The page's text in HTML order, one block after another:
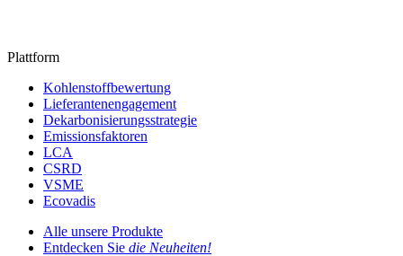
Plattform
Kohlenstoffbewertung
Lieferantenengagement
Dekarbonisierungsstrategie
Emissionsfaktoren
LCA
CSRD
VSME
Ecovadis
Alle unsere Produkte
Entdecken Sie die Neuheiten!